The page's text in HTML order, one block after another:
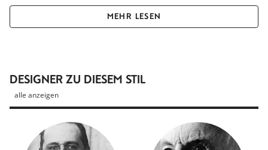
unterschiedlicher Herkunft sind typische Stilmerkmale,
die ihren Ausgangspunkt in den Wiener Werkstätten
MEHR LESEN
DESIGNER ZU DIESEM STIL
alle anzeigen